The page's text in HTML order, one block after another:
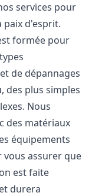
services pour
paix d'esprit.
formée pour
de dépannages
des plus simples
Nous
des matériaux
équipements
assurer que
est faite
durera